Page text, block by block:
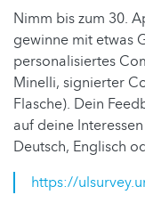
Nimm bis zum 30.
gewinne mit etwas
personalisiertes
Minelli, signierter
Flasche). Dein
auf deine
Deutsch, Englisch
https://